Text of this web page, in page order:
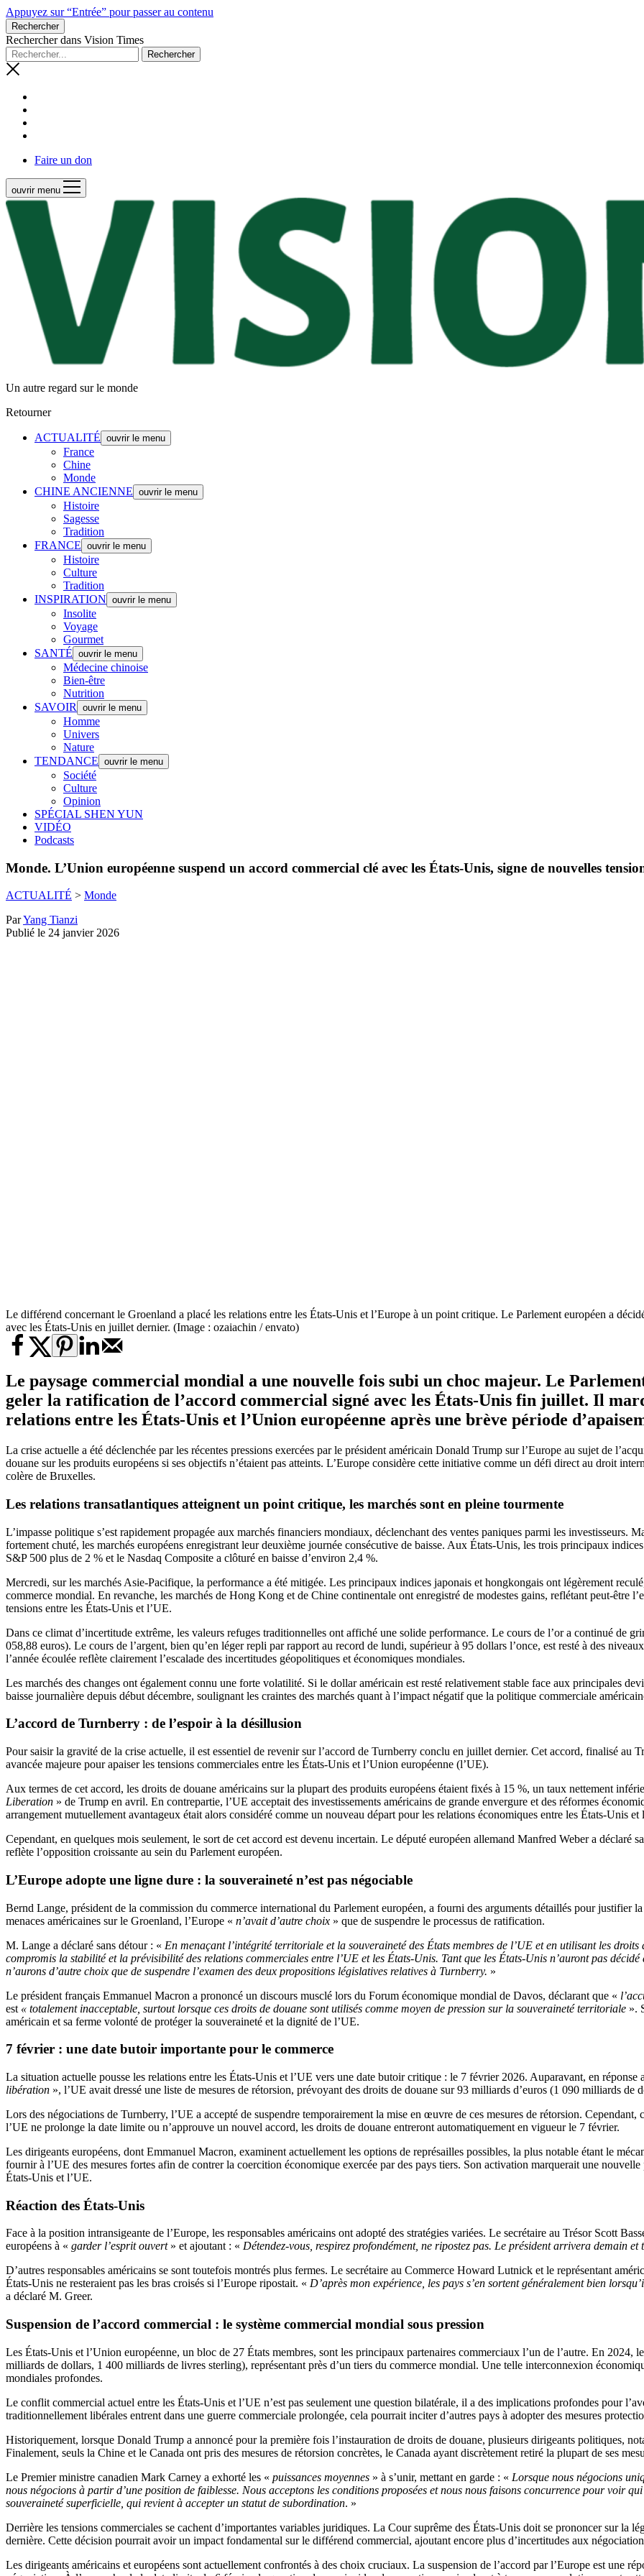
Appuyez sur “Entrée” pour passer au contenu
Rechercher
Rechercher dans Vision Times
Faire un don
ouvrir menu
Un autre regard sur le monde
Retourner
ACTUALITÉ ouvrir le menu
France
Chine
Monde
CHINE ANCIENNE ouvrir le menu
Histoire
Sagesse
Tradition
FRANCE ouvrir le menu
Histoire
Culture
Tradition
INSPIRATION ouvrir le menu
Insolite
Voyage
Gourmet
SANTÉ ouvrir le menu
Médecine chinoise
Bien-être
Nutrition
SAVOIR
ouvrir le menu
Homme
Univers
Nature
TENDANCE ouvrir le menu
Société
Culture
Opinion
SPÉCIAL SHEN YUN
VIDÉO
Podcasts
Monde. L’Union européenne suspend un accord commercial clé avec les États-Unis, signe de nouvelles
ACTUALITÉ > Monde
ParYang Tianzi
Publié le 24 janvier 2026
Le différend concernant le Groenland a placé les relations entre les États-Unis et l’Europe à un point critique. Le Parlement européen a
avec les États-Unis en juillet dernier. (Image : ozaiachin / envato)
Le paysage commercial mondial a une nouvelle fois subi un choc majeur. Le
geler la ratification de l’accord commercial signé avec les États-Unis fin juillet. Il
relations entre les États-Unis et l’Union européenne après une brève période
La crise actuelle a été déclenchée par les récentes pressions exercées par le président américain Donald Trump sur l’Europe au sujet de
douane sur les produits européens si ses objectifs n’étaient pas atteints. L’Europe considère cette initiative comme un défi direct au droit
colère de Bruxelles.
Les relations transatlantiques atteignent un point critique, les marchés sont en pleine tourmente
L’impasse politique s’est rapidement propagée aux marchés financiers mondiaux, déclenchant des ventes paniques parmi les investisseurs.
fortement chuté, les marchés européens enregistrant leur deuxième journée consécutive de baisse. Aux États-Unis, les trois principaux
S&P 500 plus de 2 % et le Nasdaq Composite a clôturé en baisse d’environ 2,4 %.
Mercredi, sur les marchés Asie-Pacifique, la performance a été mitigée. Les principaux indices japonais et hongkongais ont légèrement
commerce mondial. En revanche, les marchés de Hong Kong et de Chine continentale ont enregistré de modestes gains, reflétant peut-être
tensions entre les États-Unis et l’UE.
Dans ce climat d’incertitude extrême, les valeurs refuges traditionnelles ont affiché une solide performance. Le cours de l’or a continué de
058,88 euros). Le cours de l’argent, bien qu’en léger repli par rapport au record de lundi, supérieur à 95 dollars l’once, est resté à des
l’année écoulée reflète clairement l’escalade des incertitudes géopolitiques et économiques mondiales.
Les marchés des changes ont également connu une forte volatilité. Si le dollar américain est resté relativement stable face aux principales
baisse journalière depuis début décembre, soulignant les craintes des marchés quant à l’impact négatif que la politique commerciale
L’accord de Turnberry : de l’espoir à la désillusion
Pour saisir la gravité de la crise actuelle, il est essentiel de revenir sur l’accord de Turnberry conclu en juillet dernier. Cet accord, finalisé au
avancée majeure pour apaiser les tensions commerciales entre les États-Unis et l’Union européenne (l’UE).
Aux termes de cet accord, les droits de douane américains sur la plupart des produits européens étaient fixés à 15 %, un taux nettement
Liberation » de Trump en avril. En contrepartie, l’UE acceptait des investissements américains de grande envergure et des réformes
arrangement mutuellement avantageux était alors considéré comme un nouveau départ pour les relations économiques entre les États-Unis et
Cependant, en quelques mois seulement, le sort de cet accord est devenu incertain. Le député européen allemand Manfred Weber a déclaré
reflète l’opposition croissante au sein du Parlement européen.
L’Europe adopte une ligne dure : la souveraineté n’est pas négociable
Bernd Lange, président de la commission du commerce international du Parlement européen, a fourni des arguments détaillés pour justifier
menaces américaines sur le Groenland, l’Europe « n’avait d’autre choix » que de suspendre le processus de ratification.
M. Lange a déclaré sans détour : « En menaçant l’intégrité territoriale et la souveraineté des États membres de l’UE et en utilisant les
compromis la stabilité et la prévisibilité des relations commerciales entre l’UE et les États-Unis. Tant que les États-Unis n’auront pas
n’aurons d’autre choix que de suspendre l’examen des deux propositions législatives relatives à Turnberry. »
Le président français Emmanuel Macron a prononcé un discours musclé lors du Forum économique mondial de Davos, déclarant que «
est « totalement inacceptable, surtout lorsque ces droits de douane sont utilisés comme moyen de pression sur la souveraineté territoriale ».
américain et sa ferme volonté de protéger la souveraineté et la dignité de l’UE.
7 février : une date butoir importante pour le commerce
La situation actuelle pousse les relations entre les États-Unis et l’UE vers une date butoir critique : le 7 février 2026. Auparavant, en
libération », l’UE avait dressé une liste de mesures de rétorsion, prévoyant des droits de douane sur 93 milliards d’euros (1 090 milliards
Lors des négociations de Turnberry, l’UE a accepté de suspendre temporairement la mise en œuvre de ces mesures de rétorsion.
l’UE ne prolonge la date limite ou n’approuve un nouvel accord, les droits de douane entreront automatiquement en vigueur le 7 février.
Les dirigeants européens, dont Emmanuel Macron, examinent actuellement les options de représailles possibles, la plus notable étant le
fournir à l’UE des mesures fortes afin de contrer la coercition économique exercée par des pays tiers. Son activation marquerait une
États-Unis et l’UE.
Réaction des États-Unis
Face à la position intransigeante de l’Europe, les responsables américains ont adopté des stratégies variées. Le secrétaire au Trésor Scott
européens à « garder l’esprit ouvert» et ajoutant : « Détendez-vous, respirez profondément, ne ripostez pas. Le président arrivera demain et
D’autres responsables américains se sont toutefois montrés plus fermes. Le secrétaire au Commerce Howard Lutnick et le représentant
États-Unis ne resteraient pas les bras croisés si l’Europe ripostait. « D’après mon expérience, les pays s’en sortent généralement bien
a déclaré M. Greer.
Suspension de l’accord commercial : le système commercial mondial sous pression
Les États-Unis et l’Union européenne, un bloc de 27 États membres, sont les principaux partenaires commerciaux l’un de l’autre. En 2024,
milliards de dollars, 1 400 milliards de livres sterling), représentant près d’un tiers du commerce mondial. Une telle interconnexion
mondiales profondes.
Le conflit commercial actuel entre les États-Unis et l’UE n’est pas seulement une question bilatérale, il a des implications profondes pour
traditionnellement libérales entrent dans une guerre commerciale prolongée, cela pourrait inciter d’autres pays à adopter des mesures
Historiquement, lorsque Donald Trump a annoncé pour la première fois l’instauration de droits de douane, plusieurs dirigeants politiques,
Finalement, seuls la Chine et le Canada ont pris des mesures de rétorsion concrètes, le Canada ayant discrètement retiré la plupart de ses
Le Premier ministre canadien Mark Carney a exhorté les « puissances moyennes » à s’unir, mettant en garde : « Lorsque nous négocions
nous négocions à partir d’une position de faiblesse. Nous acceptons les conditions proposées et nous nous faisons concurrence pour voir
souveraineté superficielle, qui revient à accepter un statut de subordination. »
Derrière les tensions commerciales se cachent d’importantes variables juridiques. La Cour suprême des États-Unis doit se prononcer sur la
dernière. Cette décision pourrait avoir un impact fondamental sur le différend commercial, ajoutant encore plus d’incertitudes aux
Les dirigeants américains et européens sont actuellement confrontés à des choix cruciaux. La suspension de l’accord par l’Europe est une